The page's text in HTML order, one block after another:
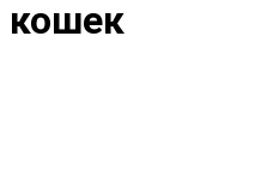
кошек